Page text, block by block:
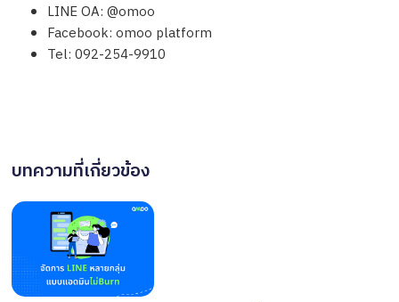
LINE OA: @omoo
Facebook: omoo platform
Tel: 092-254-9910
บทความที่เกี่ยวข้อง